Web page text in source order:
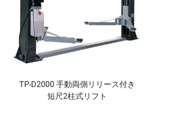
TP-D2000 手動両側リリース付き
短尺2柱式リフト